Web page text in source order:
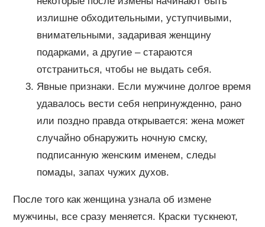
излишне обходительными, уступчивыми,
внимательными, задаривая женщину
подарками, а другие – стараются
отстраниться, чтобы не выдать себя.
Явные признаки. Если мужчине долгое время
удавалось вести себя непринужденно, рано
или поздно правда открывается: жена может
случайно обнаружить ночную смску,
подписанную женским именем, следы
помады, запах чужих духов.
После того как женщина узнала об измене
мужчины, все сразу меняется. Краски тускнеют,